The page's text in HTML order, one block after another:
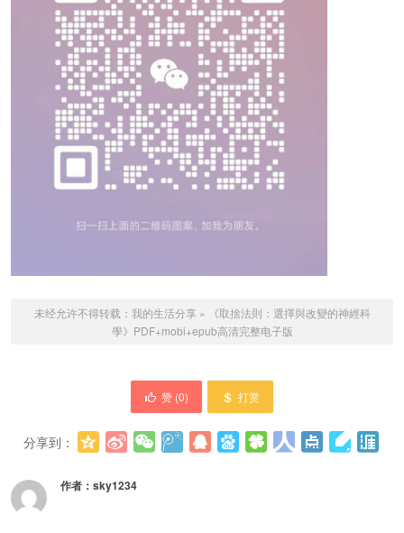
未经允许不得转载： 我的生活分享»
《取捨法則：選擇與改變的神經科
學》PDF+mobi+epub高清完整电子版
赞 (0) 打赏
分享到：
作者： sky1234